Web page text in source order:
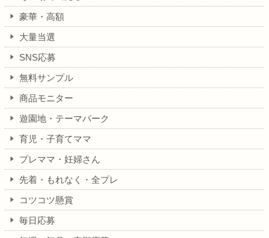
豪華・高額
大量当選
SNS応募
無料サンプル
商品モニター
遊園地・テーマパーク
育児・子育てママ
プレママ・妊婦さん
先着・もれなく・全プレ
コツコツ懸賞
毎日応募